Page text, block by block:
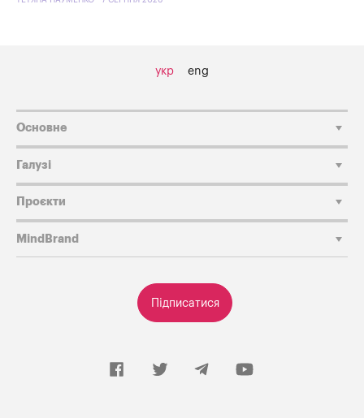
укр eng
Підписатися
Основне
Галузі
Проєкти
MindBrand